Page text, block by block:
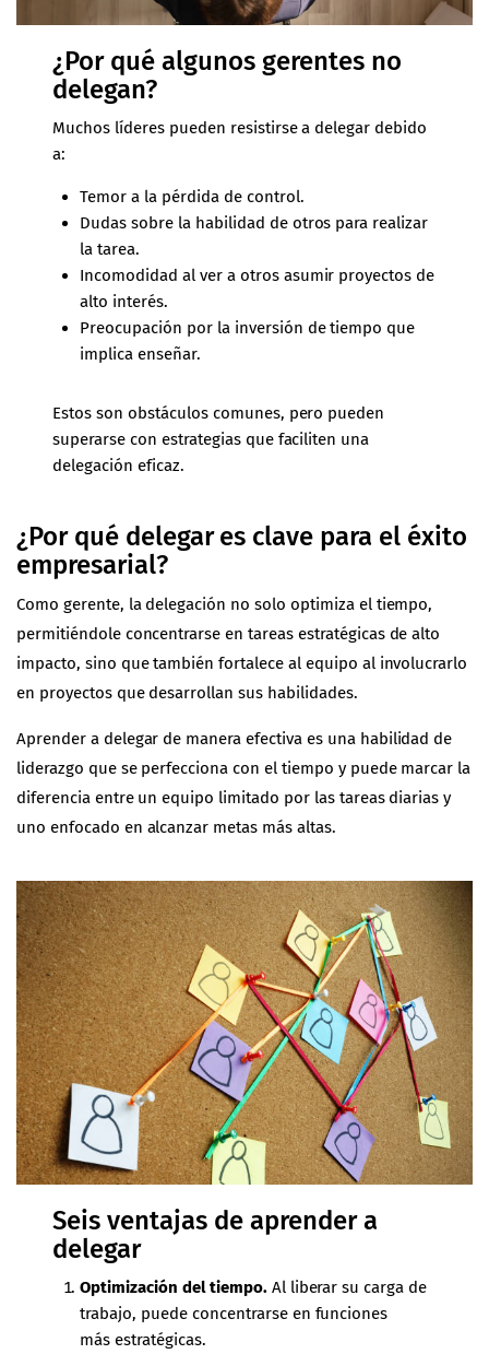
¿Por qué algunos gerentes no
delegan?
Muchos líderes pueden resistirse a delegar debido
a:
Temor a la pérdida de control.
Dudas sobre la habilidad de otros para realizar
la tarea.
Incomodidad al ver a otros asumir proyectos de
alto interés.
Preocupación por la inversión de tiempo que
implica enseñar.
Estos son obstáculos comunes, pero pueden
superarse con estrategias que faciliten una
delegación eficaz.
¿Por qué delegar es clave para el éxito
empresarial?
Como gerente, la delegación no solo optimiza el tiempo,
permitiéndole concentrarse en tareas estratégicas de alto
impacto, sino que también fortalece al equipo al involucrarlo
en proyectos que desarrollan sus habilidades.
Aprender a delegar de manera efectiva es una habilidad de
liderazgo que se perfecciona con el tiempo y puede marcar la
diferencia entre un equipo limitado por las tareas diarias y
uno enfocado en alcanzar metas más altas.
Seis ventajas de aprender a
delegar
Optimización del tiempo.Al liberar su carga de
trabajo, puede concentrarse en funciones
más estratégicas.